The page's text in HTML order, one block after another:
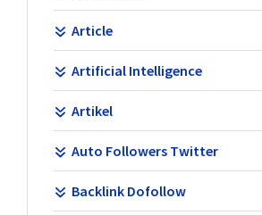
Article
Artificial Intelligence
Artikel
Auto Followers Twitter
Backlink Dofollow